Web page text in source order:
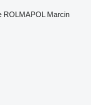
ROLMAPOL Marcin